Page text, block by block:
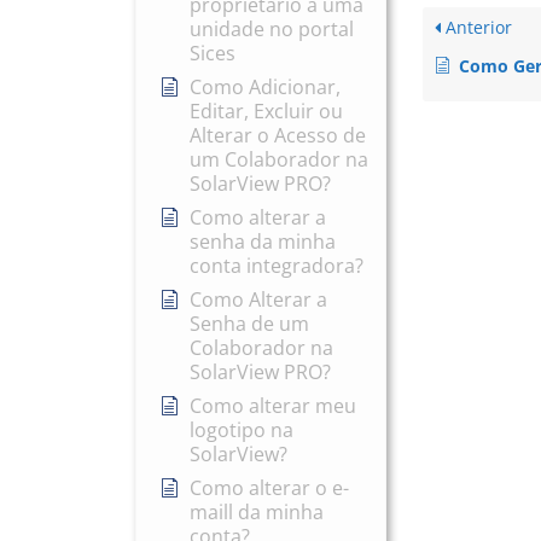
unidade no portal
Sices
Como Adicionar,
Editar, Excluir ou
Alterar o Acesso de
um Colaborador na
SolarView PRO?
Como alterar a
senha da minha
conta integradora?
Como Alterar a
Senha de um
Colaborador na
SolarView PRO?
Como alterar meu
logotipo na
SolarView?
Como alterar o e-
maill da minha
Anterior
Como Gerenciar